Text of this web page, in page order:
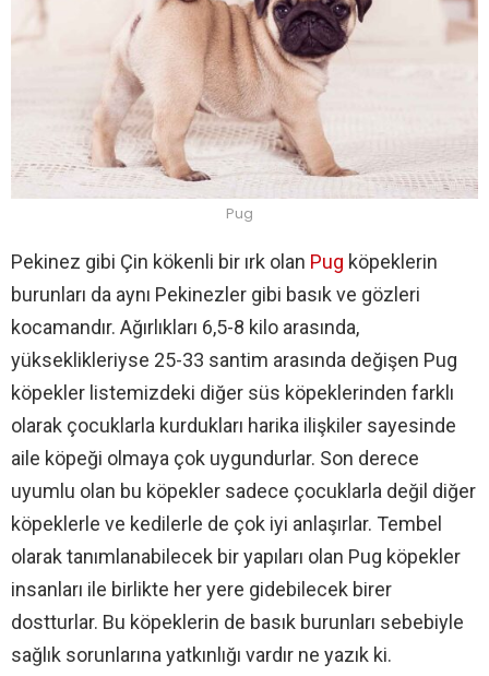
Pug
Pekinez gibi Çin kökenli bir ırk olan Pug köpeklerin
burunları da aynı Pekinezler gibi basık ve gözleri
kocamandır. Ağırlıkları 6,5-8 kilo arasında,
yükseklikleriyse 25-33 santim arasında değişen Pug
köpekler listemizdeki diğer süs köpeklerinden farklı
olarak çocuklarla kurdukları harika ilişkiler sayesinde
aile köpeği olmaya çok uygundurlar. Son derece
uyumlu olan bu köpekler sadece çocuklarla değil diğer
köpeklerle ve kedilerle de çok iyi anlaşırlar. Tembel
olarak tanımlanabilecek bir yapıları olan Pug köpekler
insanları ile birlikte her yere gidebilecek birer
dostturlar. Bu köpeklerin de basık burunları sebebiyle
sağlık sorunlarına yatkınlığı vardır ne yazık ki.